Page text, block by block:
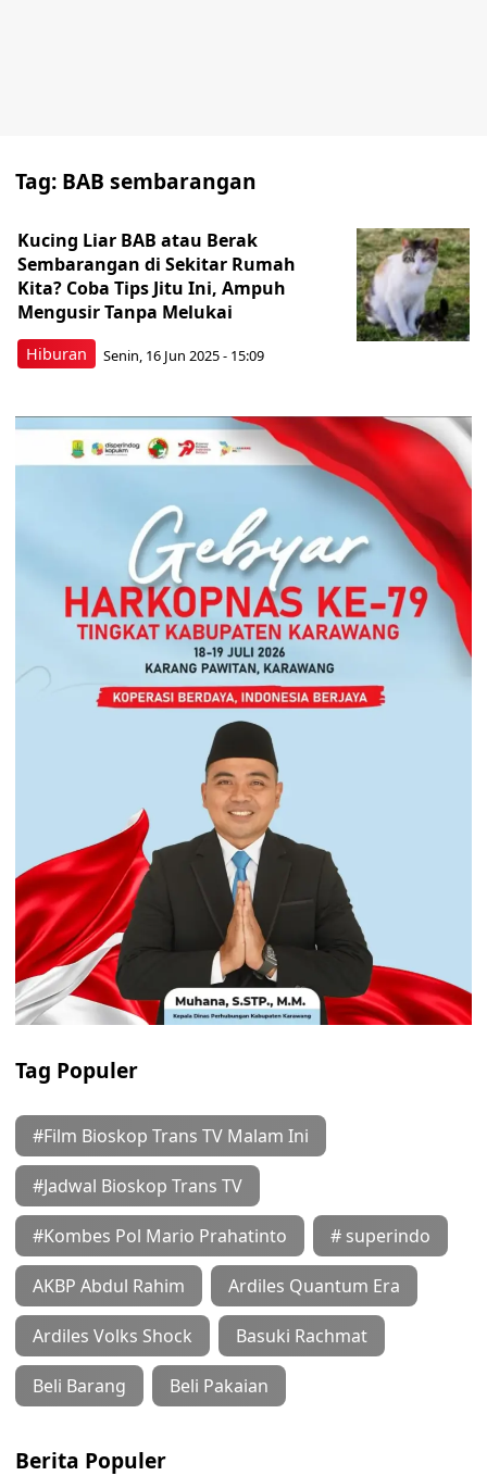
Tag: BAB sembarangan
Hiburan
Kucing Liar BAB atau Berak
Sembarangan di Sekitar Rumah
Kita? Coba Tips Jitu Ini, Ampuh
Mengusir Tanpa Melukai
Senin, 16 Jun 2025 - 15:09
Tag Populer
#Film Bioskop Trans TV Malam Ini
#Jadwal Bioskop Trans TV
#Kombes Pol Mario Prahatinto # superindo
AKBP Abdul Rahim Ardiles Quantum Era
Ardiles Volks Shock Basuki Rachmat
Beli Barang Beli Pakaian
Berita Populer